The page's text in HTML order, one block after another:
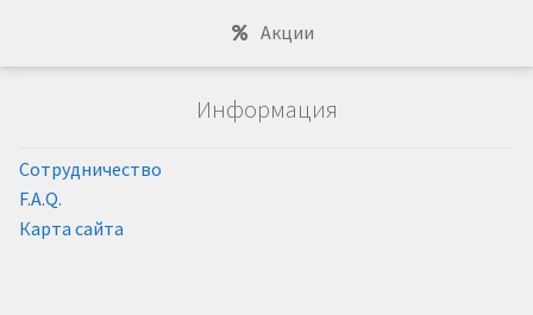
Акции
Информация
Сотрудничество
F.A.Q.
Карта сайта